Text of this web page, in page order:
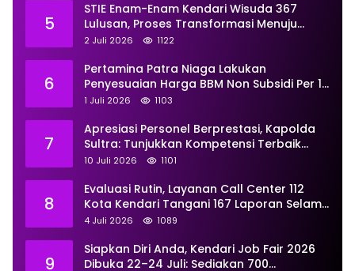
5
STIE Enam-Enam Kendari Wisuda 367
Lulusan, Proses Transformasi Menuju
Universitas Resmi Diterima
2 Juli 2026 1122
6
Pertamina Patra Niaga Lakukan
Penyesuaian Harga BBM Non Subsidi Per 1
Juli 2026, Berikut Rinciannya
1 Juli 2026 1103
7
Apresiasi Personel Berprestasi, Kapolda
Sultra: Tunjukkan Kompetensi Terbaik
untuk Masyarakat
10 Juli 2026 1101
8
Evaluasi Rutin, Layanan Call Center 112
Kota Kendari Tangani 167 Laporan Selama
Juni
4 Juli 2026 1089
9
Siapkan Diri Anda, Kendari Job Fair 2026
Dibuka 22–24 Juli: Sediakan 700